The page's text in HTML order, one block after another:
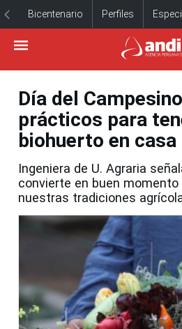
Bicentenario Perfiles
Día del
prácticos para
biohuerto en casa
Ingeniera de U. Agraria
convierte en buen momento
nuestras tradiciones